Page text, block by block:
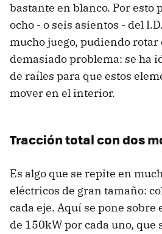
bastante en blanco. Por esto
ocho - o seis asientos - del
mucho juego, pudiendo rotar
demasiado problema: se ha
de raíles para que estos
mover en el interior.
Tracción total con dos
Es algo que se repite en
eléctricos de gran tamaño:
cada eje. Aquí se pone sobre
de 150kW por cada uno, que